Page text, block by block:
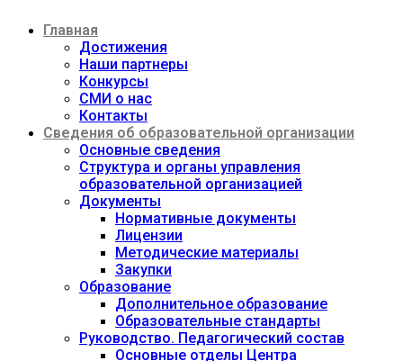
содержимому
Главная
Достижения
Наши партнеры
Конкурсы
СМИ о нас
Контакты
Сведения об образовательной организации
Основные сведения
Структура и органы управления
образовательной организацией
Документы
Нормативные документы
Лицензии
Методические материалы
Закупки
Образование
Дополнительное образование
Образовательные стандарты
Руководство. Педагогический состав
Основные отделы Центра